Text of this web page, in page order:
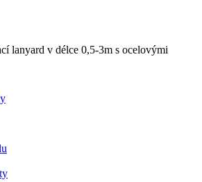
lanyard v délce 0,5-3m s ocelovými